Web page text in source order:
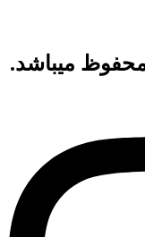
میباشد.